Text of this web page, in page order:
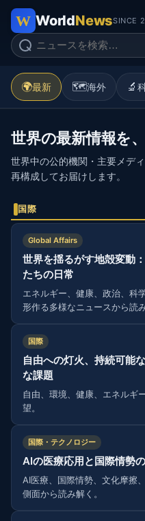
WorldNewsSINCE
🌍最新 🗺️海外 🔬
世界の最新情報を
世界中の公的機関・主要メデ
再構成してお届けします。
国際
Global Affairs
世界を揺るがす地殻変動
たちの日常
エネルギー、健康、政治、科
形作る多様なニュースから読
国際
自由への灯火、持続可能
な課題
自由、環境、健康、エネルギ
望。
国際・テクノロジー
AIの医療応用と国際情勢
AI医療、国際情勢、文化摩擦
側面から読み解く。